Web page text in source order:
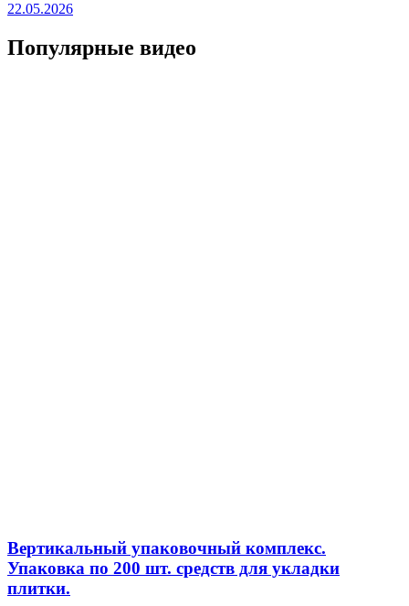
22.05.2026
Популярные видео
Вертикальный упаковочный комплекс.
Упаковка по 200 шт. средств для укладки
плитки.